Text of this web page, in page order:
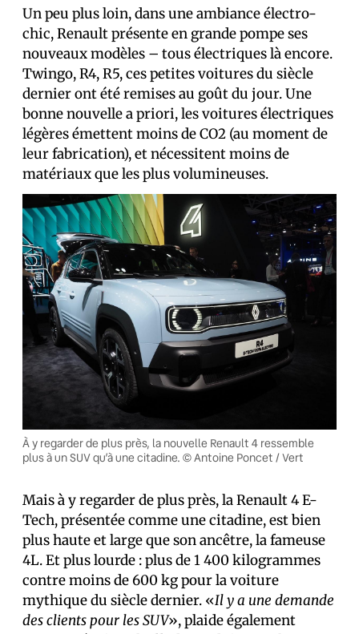
Un peu plus loin, dans une ambiance électro-
chic, Renault présente en grande pompe ses
nouveaux modèles – tous électriques là encore.
Twingo, R4, R5, ces petites voitures du siècle
dernier ont été remises au goût du jour. Une
bonne nouvelle a priori, les voitures électriques
légères émettent moins de CO2 (au moment de
leur fabrication), et nécessitent moins de
matériaux que les plus volumineuses.
À y regarder de plus près, la nouvelle Renault 4 ressemble
plus à un SUV qu’à une citadine. © Antoine Poncet / Vert
Mais à y regarder de plus près, la Renault 4 E-
Tech, présentée comme une citadine, est bien
plus haute et large que son ancêtre, la fameuse
4L. Et plus lourde : plus de 1 400 kilogrammes
contre moins de 600 kg pour la voiture
mythique du siècle dernier. «Il y a une demande
des clients pour les SUV», plaide également